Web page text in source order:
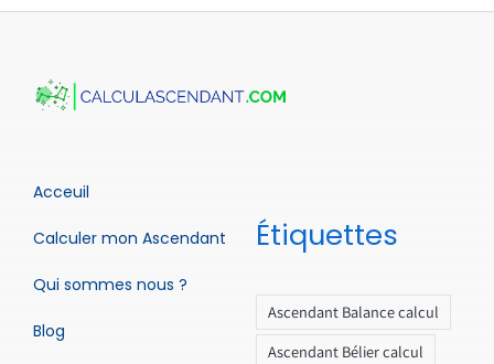
Acceuil
Calculer mon Ascendant
Qui sommes nous ?
Blog
Étiquettes
Ascendant Balance calcul
Ascendant Bélier calcul